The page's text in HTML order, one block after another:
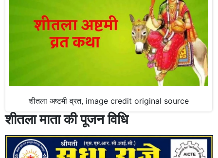
शीतला अष्टमी व्रत, image credit original source
शीतला माता की पूजन विधि